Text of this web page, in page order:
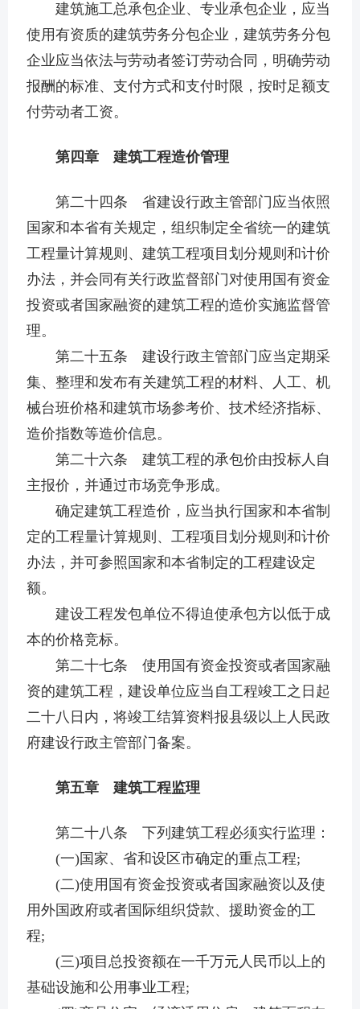
建筑施工总承包企业、专业承包企业，应当
使用有资质的建筑劳务分包企业，建筑劳务分包
企业应当依法与劳动者签订劳动合同，明确劳动
报酬的标准、支付方式和支付时限，按时足额支
付劳动者工资。
第四章 建筑工程造价管理
第二十四条 省建设行政主管部门应当依照
国家和本省有关规定，组织制定全省统一的建筑
工程量计算规则、建筑工程项目划分规则和计价
办法，并会同有关行政监督部门对使用国有资金
投资或者国家融资的建筑工程的造价实施监督管
理。
第二十五条 建设行政主管部门应当定期采
集、整理和发布有关建筑工程的材料、人工、机
械台班价格和建筑市场参考价、技术经济指标、
造价指数等造价信息。
第二十六条 建筑工程的承包价由投标人自
主报价，并通过市场竞争形成。
确定建筑工程造价，应当执行国家和本省制
定的工程量计算规则、工程项目划分规则和计价
办法，并可参照国家和本省制定的工程建设定
额。
建设工程发包单位不得迫使承包方以低于成
本的价格竞标。
第二十七条 使用国有资金投资或者国家融
资的建筑工程，建设单位应当自工程竣工之日起
二十八日内，将竣工结算资料报县级以上人民政
府建设行政主管部门备案。
第五章 建筑工程监理
第二十八条 下列建筑工程必须实行监理：
(一)国家、省和设区市确定的重点工程;
(二)使用国有资金投资或者国家融资以及使
用外国政府或者国际组织贷款、援助资金的工
程;
(三)项目总投资额在一千万元人民币以上的
基础设施和公用事业工程;